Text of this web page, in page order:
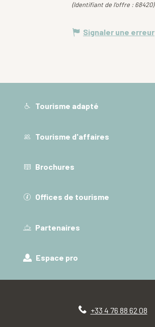
(Identifiant de l'offre : 68420)
Signaler une erreur
Tourisme adapté
Tourisme d'affaires
Brochures
Offices de tourisme
Partenaires
Espace pro
+33 4 76 88 62 08